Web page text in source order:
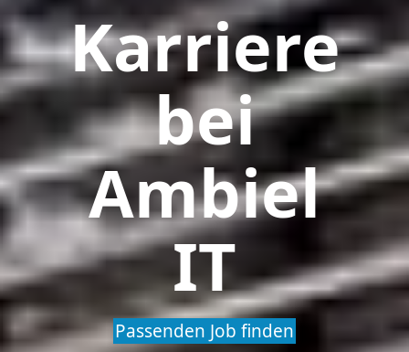
Karriere
bei
Ambiel
IT
Passenden Job finden